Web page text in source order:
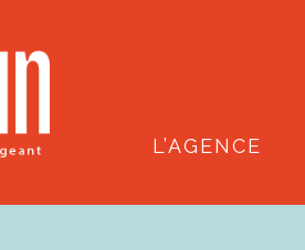
L’AGENCE